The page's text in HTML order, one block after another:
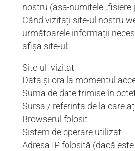
nostru (așa-numitele „fișiere
Când vizitați site-ul nostru
următoarele informații
afișa site-ul:
Site-ul vizitat
Data și ora la momentul
Suma de date trimise în
Sursa / referința de la care
Browserul folosit
Sistem de operare utilizat
Adresa IP folosită (dacă